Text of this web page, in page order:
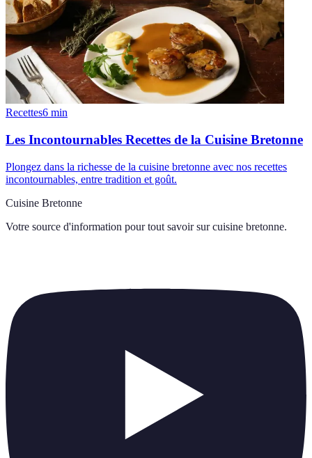
Recettes6 min
Les Incontournables Recettes de la Cuisine Bretonne
Plongez dans la richesse de la cuisine bretonne avec nos recettes
incontournables, entre tradition et goût.
Cuisine Bretonne
Votre source d'information pour tout savoir sur cuisine bretonne.